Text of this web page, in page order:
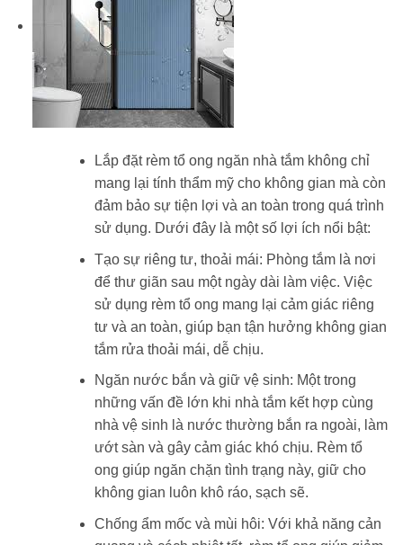
Lắp đặt rèm tổ ong ngăn nhà tắm không chỉ
mang lại tính thẩm mỹ cho không gian mà còn
đảm bảo sự tiện lợi và an toàn trong quá trình
sử dụng. Dưới đây là một số lợi ích nổi bật:
Tạo sự riêng tư, thoải mái: Phòng tắm là nơi
để thư giãn sau một ngày dài làm việc. Việc
sử dụng rèm tổ ong mang lại cảm giác riêng
tư và an toàn, giúp bạn tận hưởng không gian
tắm rửa thoải mái, dễ chịu.
Ngăn nước bắn và giữ vệ sinh: Một trong
những vấn đề lớn khi nhà tắm kết hợp cùng
nhà vệ sinh là nước thường bắn ra ngoài, làm
ướt sàn và gây cảm giác khó chịu. Rèm tổ
ong giúp ngăn chặn tình trạng này, giữ cho
không gian luôn khô ráo, sạch sẽ.
Chống ẩm mốc và mùi hôi: Với khả năng cản